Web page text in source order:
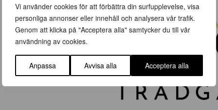
Vi använder cookies för att förbättra din surfupplevelse, visa
personliga annonser eller innehåll och analysera vår trafik.
Genom att klicka på "Acceptera alla" samtycker du till vår
användning av cookies.
Anpassa Avvisa alla Acceptera alla